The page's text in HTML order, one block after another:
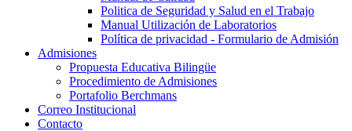
Politica de Seguridad y Salud en el Trabajo
Manual Utilización de Laboratorios
Política de privacidad - Formulario de Admisión
Admisiones
Propuesta Educativa Bilingüe
Procedimiento de Admisiones
Portafolio Berchmans
Correo Institucional
Contacto